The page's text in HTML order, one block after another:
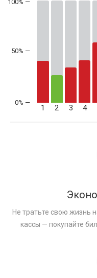
50% —
1 2 3 4
Не тратьте свою жизнь
кассы — покупайте